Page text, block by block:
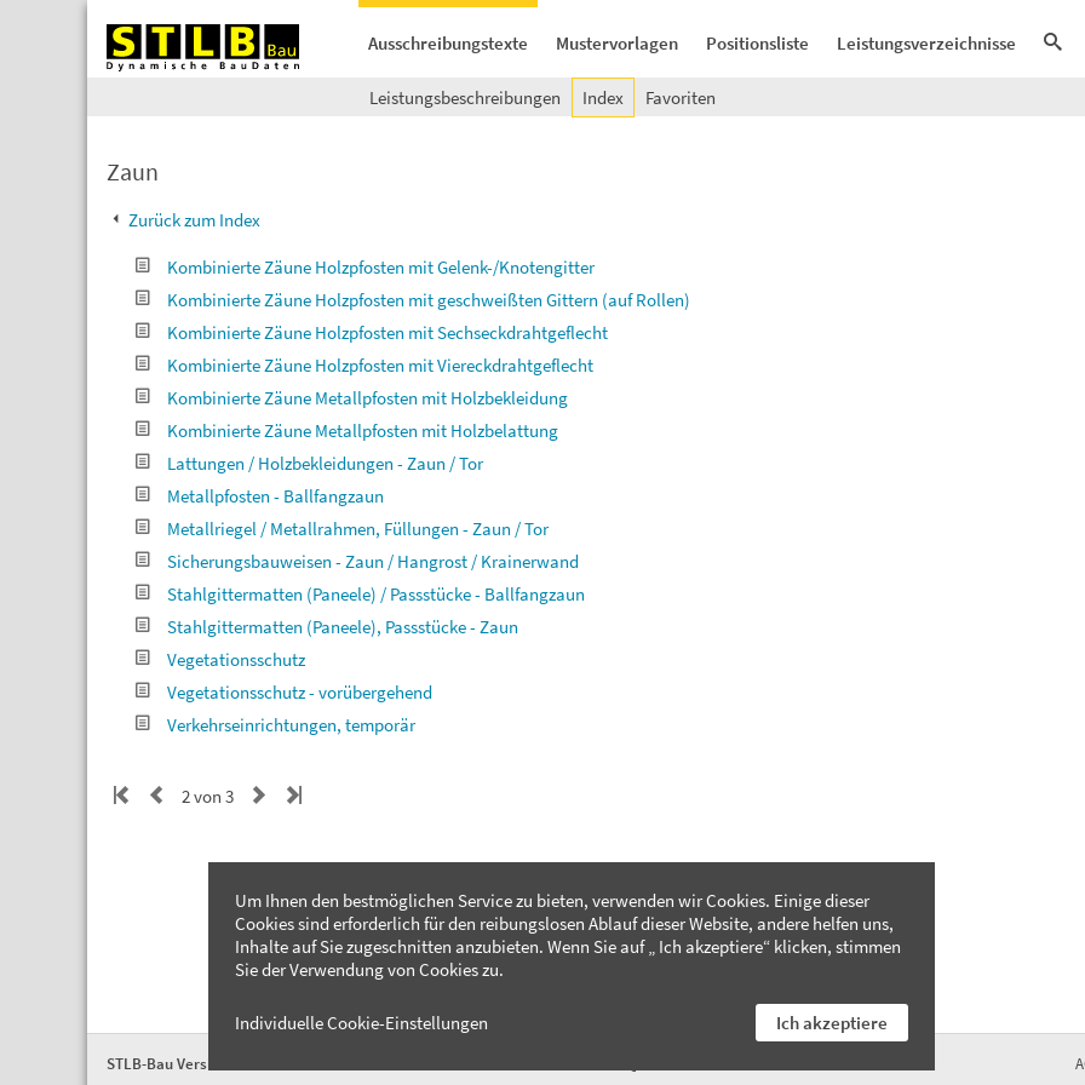
Ausschreibungstexte Mustervorlagen Positionsliste Leistungsverzeichnisse
Leistungsbeschreibungen Index Favoriten
Zaun
Zurück zum Index
Kombinierte Zäune Holzpfosten mit Gelenk-/Knotengitter
Kombinierte Zäune Holzpfosten mit geschweißten Gittern (auf Rollen)
Kombinierte Zäune Holzpfosten mit Sechseckdrahtgeflecht
Kombinierte Zäune Holzpfosten mit Viereckdrahtgeflecht
Kombinierte Zäune Metallpfosten mit Holzbekleidung
Kombinierte Zäune Metallpfosten mit Holzbelattung
Lattungen / Holzbekleidungen - Zaun / Tor
Metallpfosten - Ballfangzaun
Metallriegel / Metallrahmen, Füllungen - Zaun / Tor
Sicherungsbauweisen - Zaun / Hangrost / Krainerwand
Stahlgittermatten (Paneele) / Passstücke - Ballfangzaun
Stahlgittermatten (Paneele), Passstücke - Zaun
Vegetationsschutz
Vegetationsschutz - vorübergehend
Verkehrseinrichtungen, temporär
2 von 3
STLB-Bau Version 2026-04
Um Ihnen den bestmöglichen Service zu bieten, verwenden wir Cookies. Einige dieser
Cookies sind erforderlich für den reibungslosen Ablauf dieser Website, andere helfen uns,
Inhalte auf Sie zugeschnitten anzubieten. Wenn Sie auf „ Ich akzeptiere“ klicken, stimmen
Sie der Verwendung von Cookies zu.
Individuelle Cookie-Einstellungen Ich akzeptiere